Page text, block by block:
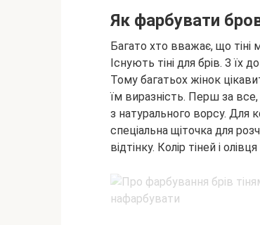
Як фарбувати
Багато хто вважає, що тіні
Існують тіні для брів. З їх
Тому багатьох жінок
їм виразність. Перш за
з натурального ворсу. Для
спеціальна щіточка для
відтінку. Колір тіней і